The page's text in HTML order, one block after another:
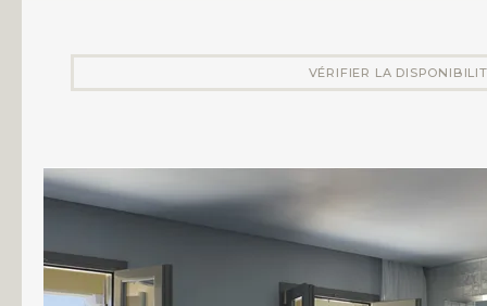
VÉRIFIER LA